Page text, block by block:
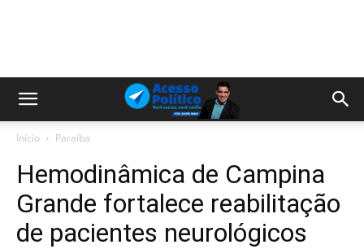
Início Paraíba
Hemodinâmica de Campina
Grande fortalece reabilitação
de pacientes neurológicos